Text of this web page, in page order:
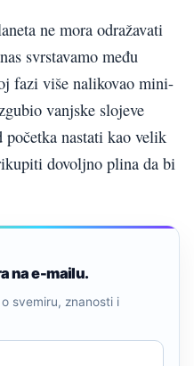
ne mora odražavati
svrstavamo među
fazi više nalikovao mini-
vanjske slojeve
nastati kao velik
dovoljno plina da bi
na e-mailu.
svemiru, znanosti i